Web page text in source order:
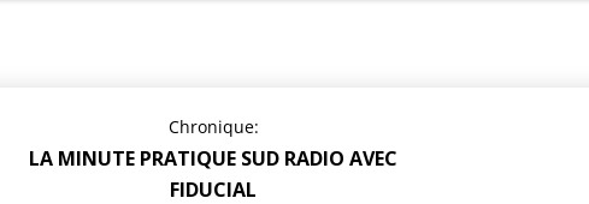
Chronique:
LA MINUTE PRATIQUE SUD RADIO AVEC
FIDUCIAL